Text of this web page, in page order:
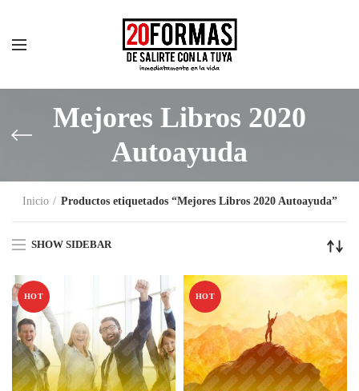
Mejores Libros 2020
Autoayuda
Inicio Productos etiquetados “Mejores Libros 2020 Autoayuda”
SHOW SIDEBAR
HOT HOT